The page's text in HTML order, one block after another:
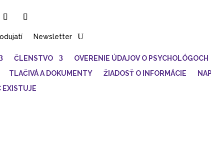
Newsletter
ČLENSTVO OVERENIE ÚDAJOV O PSYCHOLÓGOCH
TLAČIVÁ A DOKUMENTY ŽIADOSŤ O INFORMÁCIE
EXISTUJE